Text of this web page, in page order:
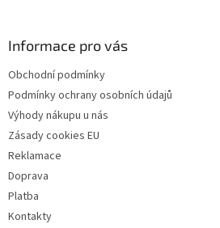
Informace pro vás
Obchodní podmínky
Podmínky ochrany osobních údajů
Výhody nákupu u nás
Zásady cookies EU
Reklamace
Doprava
Platba
Kontakty